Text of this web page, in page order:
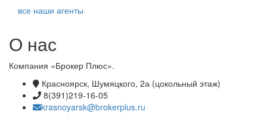
все наши агенты
О нас
Компания «Брокер Плюс».
Красноярск, Шумяцкого, 2а (цокольный этаж)
8(391)219-16-05
krasnoyarsk@brokerplus.ru